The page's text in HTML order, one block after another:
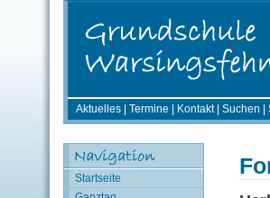
Aktuelles| Termine Kontakt| Suchen
Startseite